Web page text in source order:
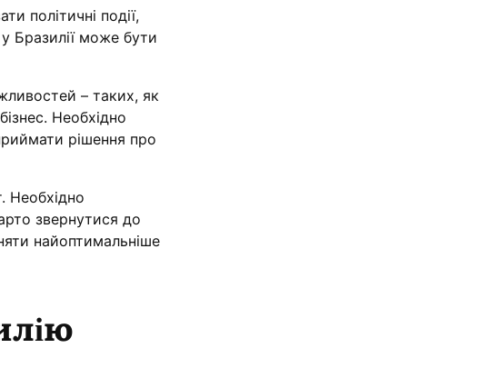
політичні події,
у Бразилії може бути
– таких, як
Необхідно
рішення про
Необхідно
звернутися до
найоптимальніше